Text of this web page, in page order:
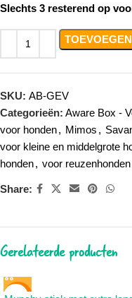
Slechts 3 resterend op
SKU: AB-GEV
Categorieën: Aware Box -
voor honden, Mimos ,
voor kleine en middelgrote
honden, voor reuzenhonden
Share:
Gerelateerde producten
SALE